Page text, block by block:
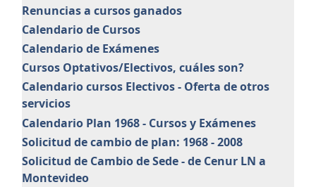
Renuncias a cursos ganados
Calendario de Cursos
Calendario de Exámenes
Cursos Optativos/Electivos, cuáles son?
Calendario cursos Electivos - Oferta de otros
servicios
Calendario Plan 1968 - Cursos y Exámenes
Solicitud de cambio de plan: 1968 - 2008
Solicitud de Cambio de Sede - de Cenur LN a
Montevideo